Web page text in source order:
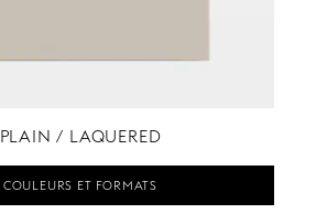
PLAIN / LAQUERED
COULEURS ET FORMATS